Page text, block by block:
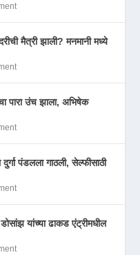
मैत्री झाली? मनमानी मध्ये
पारा उंच झाला, अभिषेक
पंडलला गाठली, सेल्फीसाठी
यांच्या ढाकड एंट्रीमधील